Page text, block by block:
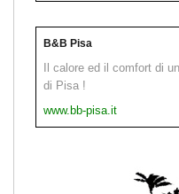
B&B Pisa
Il calore ed il comfort di
di Pisa !
www.bb-pisa.it